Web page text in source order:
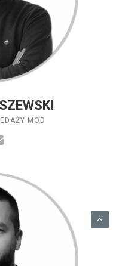
MOD